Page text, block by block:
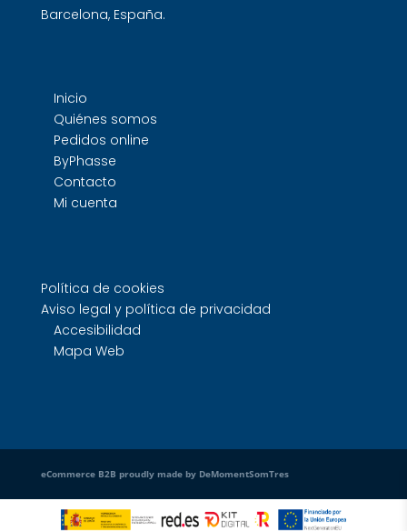
Barcelona, España.
Inicio
Quiénes somos
Pedidos online
ByPhasse
Contacto
Mi cuenta
Política de cookies
Aviso legal y política de privacidad
Accesibilidad
Mapa Web
eCommerce B2B proudly made by DeMomentSomTres